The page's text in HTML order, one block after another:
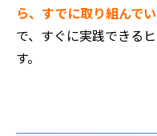
ら、すでに取り組んで
で、すぐに実践できる
す。